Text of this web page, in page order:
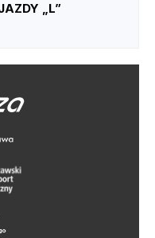
„L”